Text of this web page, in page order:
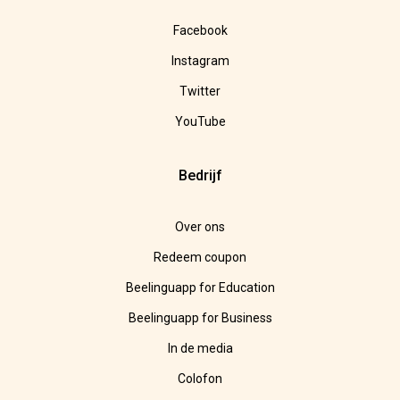
Facebook
Instagram
Twitter
YouTube
Bedrijf
Over ons
Redeem coupon
Beelinguapp for Education
Beelinguapp for Business
In de media
Colofon